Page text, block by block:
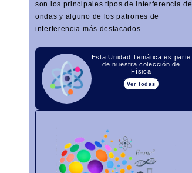
son los principales tipos de interferencia de
ondas y alguno de los patrones de
interferencia más destacados.
Esta Unidad Temática es parte
de nuestra colección de
Física
Ver todas